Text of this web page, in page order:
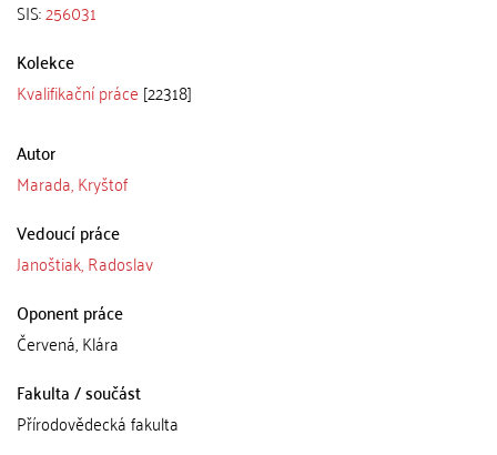
SIS:256031
Kolekce
Kvalifikační práce [22318]
Autor
Marada, Kryštof
Vedoucí práce
Janoštiak, Radoslav
Oponent práce
Červená, Klára
Fakulta / součást
Přírodovědecká fakulta